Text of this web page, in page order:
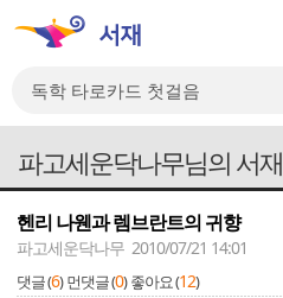
파고세운닥나무님의 서재
헨리 나웬과 렘브란트의 귀향
파고세운닥나무 2010/07/21 14:01
댓글 (6) 먼댓글 (0) 좋아요 (12)